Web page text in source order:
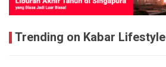
Trending on Kabar Lifestyle